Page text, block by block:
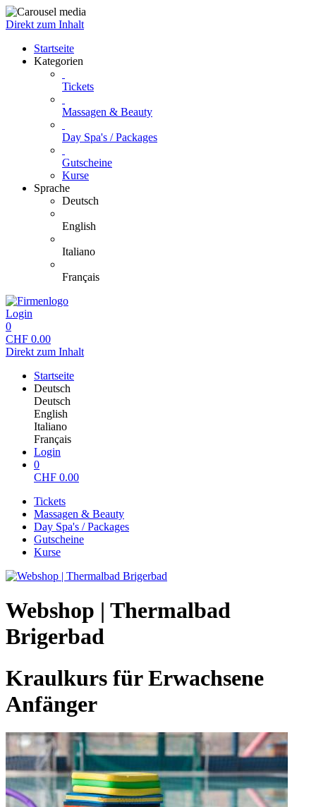
Direkt zum Inhalt
Startseite
Kategorien
Tickets
Massagen & Beauty
Day Spa's / Packages
Gutscheine
Kurse
Sprache
Deutsch
English
Italiano
Français
Login
0
CHF 0.00
Direkt zum Inhalt
Startseite
Deutsch
Deutsch
English
Italiano
Français
Login
0
CHF 0.00
Tickets
Massagen & Beauty
Day Spa's / Packages
Gutscheine
Kurse
Webshop | Thermalbad
Brigerbad
Kraulkurs für Erwachsene
Anfänger